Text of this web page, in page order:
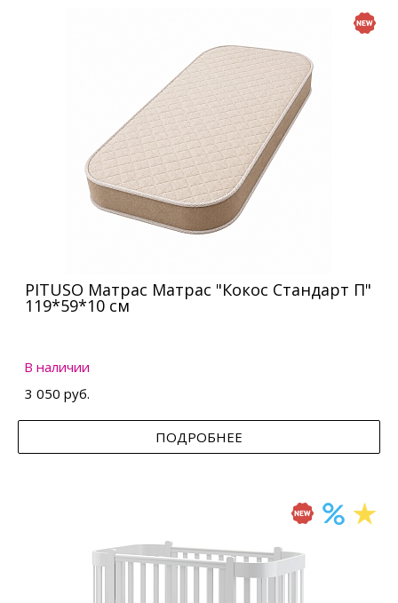
PITUSO Матрас Матрас "Кокос Стандарт П"
119*59*10 см
В наличии
3 050 руб.
ПОДРОБНЕЕ